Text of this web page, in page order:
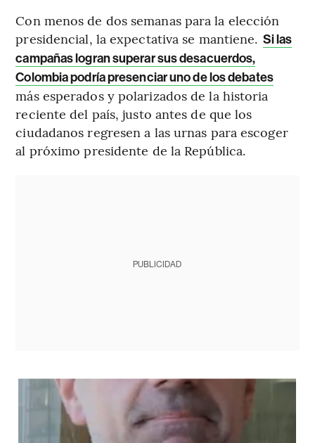
Con menos de dos semanas para la elección
presidencial, la expectativa se mantiene. Si las
campañas logran superar sus desacuerdos,
Colombia podría presenciar uno de los debates
más esperados y polarizados de la historia
reciente del país, justo antes de que los
ciudadanos regresen a las urnas para escoger
al próximo presidente de la República.
PUBLICIDAD